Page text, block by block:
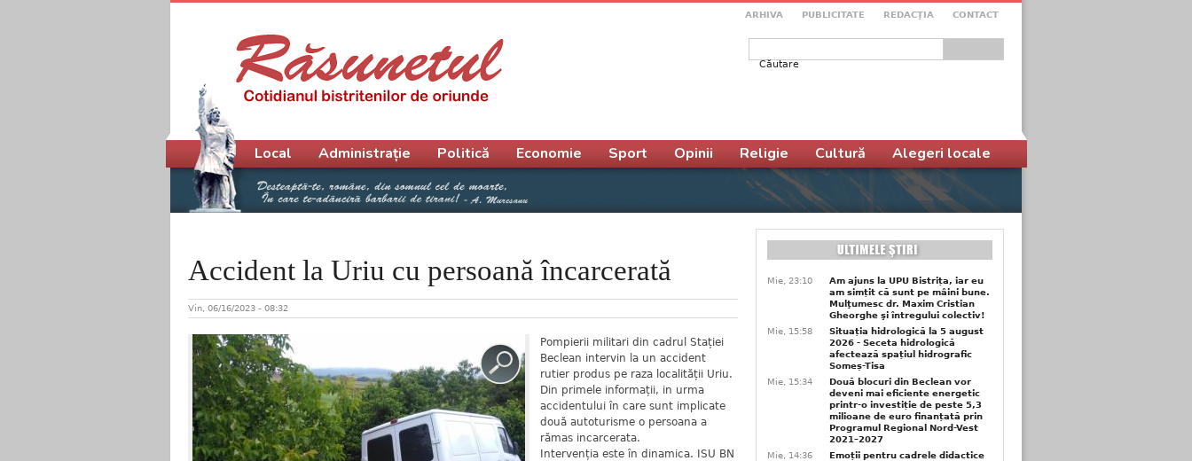
ARHIVA PUBLICITATE REDACŢIA CONTACT
Formular de căutare
Accident la Uriu cu persoană încarcerată
Vin, 06/16/2023 - 08:32
Pompierii militari din cadrul Stației
Beclean intervin la un accident
rutier produs pe raza localității Uriu.
Din primele informații, in urma
accidentului în care sunt implicate
două autoturisme o persoana a
rămas incarcerata.
Intervenția este în dinamica. ISU BN
Meniu principal
Local Administrație Politică Economie Sport Opinii Religie Cultură Alegeri locale
Mie, 23:10
Am ajuns la UPU Bistrița, iar eu
am simțit că sunt pe mâini bune.
Mulţumesc dr. Maxim Cristian
Gheorghe şi întregului colectiv!
Mie, 15:58
Situația hidrologică la 5 august
2026 - Seceta hidrologică
afectează spațiul hidrografic
Someș-Tisa
Mie, 15:34
Două blocuri din Beclean vor
deveni mai eficiente energetic
printr-o investiție de peste 5,3
milioane de euro finanțată prin
Programul Regional Nord-Vest
2021–2027
Mie, 14:36
Emoții pentru cadrele didactice